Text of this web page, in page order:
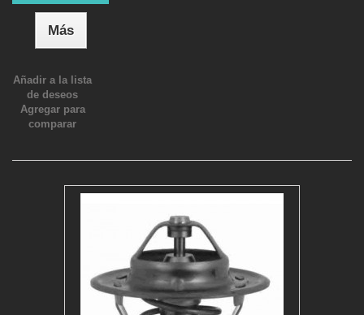
Más
Añadir a la lista
de deseos
Agregar para
comparar